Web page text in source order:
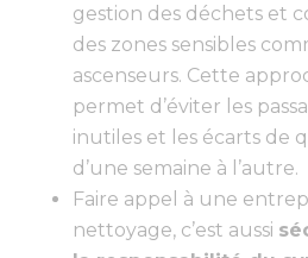
gestion des déchets et
des zones sensibles
ascenseurs. Cette
permet d’éviter les
inutiles et les écarts de
d’une semaine à l’autre.
Faire appel à une
nettoyage, c’est aussi